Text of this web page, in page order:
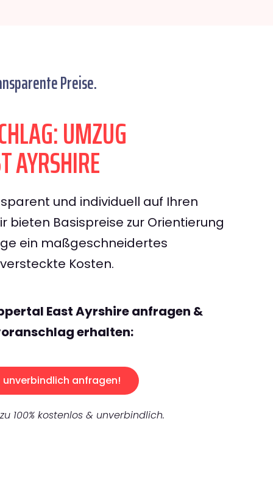
Preise.
UMZUG
AYRSHIRE
und individuell auf Ihren
bieten Basispreise zur Orientierung
ein maßgeschneidertes
Kosten.
East Ayrshire anfragen &
erhalten:
unverbindlich anfragen!
100% kostenlos & unverbindlich.